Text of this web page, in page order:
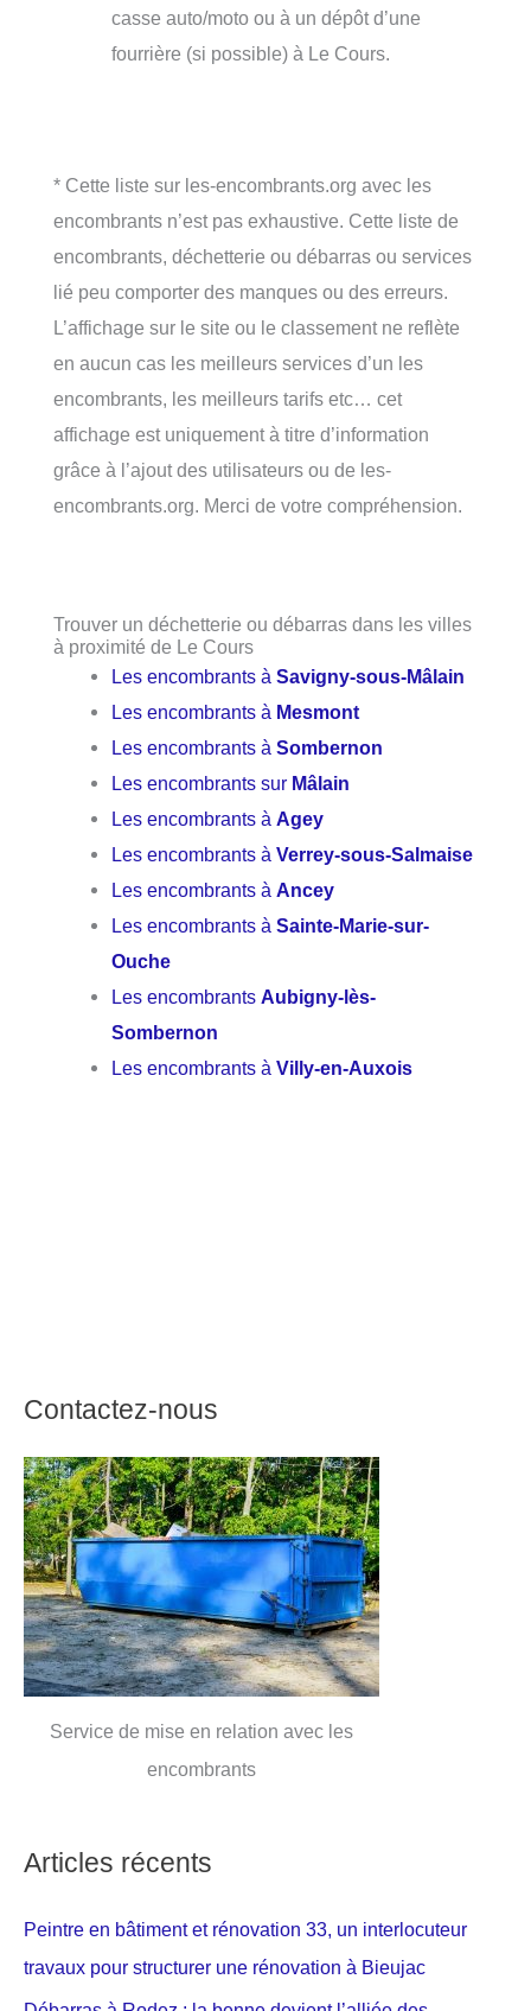
casse auto/moto ou à un dépôt d’une
fourrière (si possible) à Le Cours.
* Cette liste sur les-encombrants.org avec les
encombrants n’est pas exhaustive. Cette liste de
encombrants, déchetterie ou débarras ou services
lié peu comporter des manques ou des erreurs.
L’affichage sur le site ou le classement ne reflète
en aucun cas les meilleurs services d’un les
encombrants, les meilleurs tarifs etc… cet
affichage est uniquement à titre d’information
grâce à l’ajout des utilisateurs ou de les-
encombrants.org. Merci de votre compréhension.
Trouver un déchetterie ou débarras dans les villes
à proximité de Le Cours
Les encombrants àSavigny-sous-Mâlain
Les encombrants à Mesmont
Les encombrants àSombernon
Les encombrants sur Mâlain
Les encombrants àAgey
Les encombrants àVerrey-sous-Salmaise
Les encombrants àAncey
Les encombrants àSainte-Marie-sur-
Ouche
Les encombrantsAubigny-lès-
Sombernon
Les encombrants àVilly-en-Auxois
Contactez-nous
Service de mise en relation avec les
encombrants
Articles récents
Peintre en bâtiment et rénovation 33, un interlocuteur
travaux pour structurer une rénovation à Bieujac